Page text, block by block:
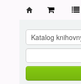
knihovna
Nové
Město